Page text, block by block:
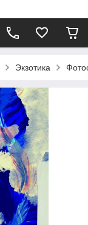
Экзотика